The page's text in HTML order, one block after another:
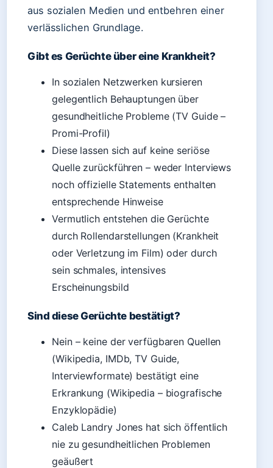
aus sozialen Medien und entbehren einer
verlässlichen Grundlage.
Gibt es Gerüchte über eine Krankheit?
In sozialen Netzwerken kursieren
gelegentlich Behauptungen über
gesundheitliche Probleme (TV Guide –
Promi-Profil)
Diese lassen sich auf keine seriöse
Quelle zurückführen – weder Interviews
noch offizielle Statements enthalten
entsprechende Hinweise
Vermutlich entstehen die Gerüchte
durch Rollendarstellungen (Krankheit
oder Verletzung im Film) oder durch
sein schmales, intensives
Erscheinungsbild
Sind diese Gerüchte bestätigt?
Nein – keine der verfügbaren Quellen
(Wikipedia, IMDb, TV Guide,
Interviewformate) bestätigt eine
Erkrankung (Wikipedia – biografische
Enzyklopädie)
Caleb Landry Jones hat sich öffentlich
nie zu gesundheitlichen Problemen
geäußert